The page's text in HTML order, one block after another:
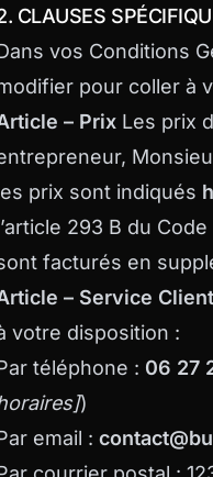
CLAUSES
vos Conditions
pour coller à
– Prix Les prix
prix sont indiqués
293 B du
facturés en
– Service Client
votre disposition :
téléphone : 06 27
)
email :